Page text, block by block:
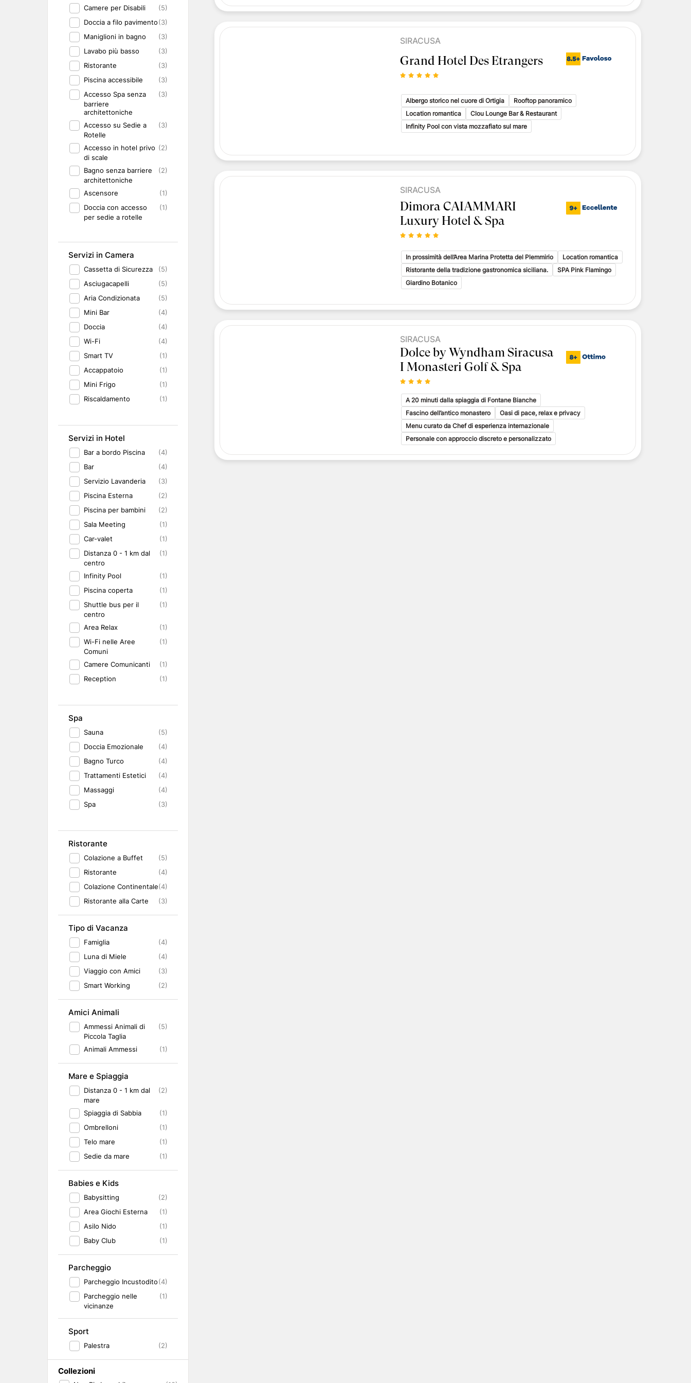
Camere per Disabili
(5)
Doccia a filo pavimento(3)
Maniglioni in bagno
(3)
Lavabo più basso
(3)
Ristorante
(3)
Piscina accessibile
(3)
Accesso Spa senza
barriere
architettoniche
(3)
Accesso su Sedie a
Rotelle
(3)
Accesso in hotel privo
di scale
(2)
Bagno senza barriere
architettoniche
(2)
Ascensore
(1)
Doccia con accesso
per sedie a rotelle
(1)
Servizi in Camera
Cassetta di Sicurezza
(5)
Asciugacapelli
(5)
Aria Condizionata
(5)
Mini Bar
(4)
Doccia
(4)
Wi-Fi
(4)
Smart TV
(1)
Accappatoio
(1)
Mini Frigo
(1)
Riscaldamento
(1)
Servizi in Hotel
Bar a bordo Piscina
(4)
Bar
(4)
Servizio Lavanderia
(3)
Piscina Esterna
(2)
Piscina per bambini
(2)
Sala Meeting
(1)
Car-valet
(1)
Distanza 0 - 1 km dal
centro
(1)
Infinity Pool
(1)
Piscina coperta
(1)
Shuttle bus per il
centro
(1)
Area Relax
(1)
Wi-Fi nelle Aree
Comuni
(1)
Camere Comunicanti
(1)
Reception
(1)
Spa
Sauna
(5)
Doccia Emozionale
(4)
Bagno Turco
(4)
Trattamenti Estetici
(4)
Massaggi
(4)
Spa
(3)
Ristorante
Colazione a Buffet
(5)
Ristorante
(4)
Colazione Continentale(4)
Ristorante alla Carte
(3)
Tipo di Vacanza
Famiglia
(4)
Luna di Miele
(4)
Viaggio con Amici
(3)
Smart Working
(2)
Amici Animali
Ammessi Animali di
Piccola Taglia
(5)
Animali Ammessi (1)
Mare e Spiaggia
Distanza 0 - 1 km dal
mare
(2)
Spiaggia di Sabbia
(1)
Ombrelloni
(1)
Telo mare
(1)
Sedie da mare
(1)
Babies e Kids
Babysitting
(2)
Area Giochi Esterna
(1)
Asilo Nido
(1)
Baby Club
(1)
Parcheggio
Parcheggio Incustodito(4)
Parcheggio nelle
vicinanze
(1)
Sport
Palestra (2)
Collezioni
SIRACUSA
Grand Hotel Des Etrangers
Albergo storico nel cuore di Ortigia
Rooftop panoramico
Location romantica
Clou Lounge Bar & Restaurant
Infinity Pool con vista mozzafiato sul mare
SIRACUSA
Dimora CAIAMMARI
Luxury Hotel & Spa
In prossimità dell’Area Marina Protetta del Plemmirio
Location romantica
Ristorante della tradizione gastronomica siciliana.
SPA Pink Flamingo
Giardino Botanico
SIRACUSA
Dolce by Wyndham Siracusa
I Monasteri Golf & Spa
A 20 minuti dalla spiaggia di Fontane Bianche
Fascino dell’antico monastero
Oasi di pace, relax e privacy
Menu curato da Chef di esperienza internazionale
Personale con approccio discreto e personalizzato